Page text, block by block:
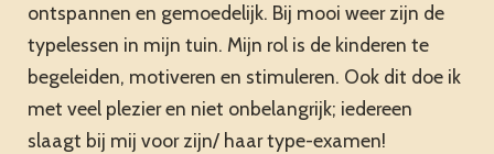
ontspannen en gemoedelijk. Bij mooi weer zijn de
typelessen in mijn tuin. Mijn rol is de kinderen te
begeleiden, motiveren en stimuleren. Ook dit doe ik
met veel plezier en niet onbelangrijk; iedereen
slaagt bij mij voor zijn/ haar type-examen!